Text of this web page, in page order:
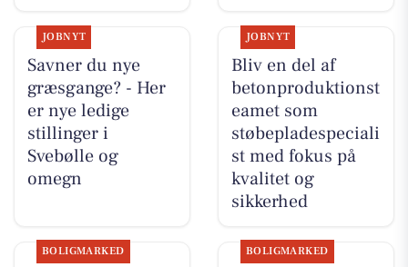
JOBNYT
Savner du nye
græsgange? - Her
er nye ledige
stillinger i
Svebølle og
omegn
JOBNYT
Bliv en del af
betonproduktionst
eamet som
støbepladespeciali
st med fokus på
kvalitet og
sikkerhed
BOLIGMARKED BOLIGMARKED